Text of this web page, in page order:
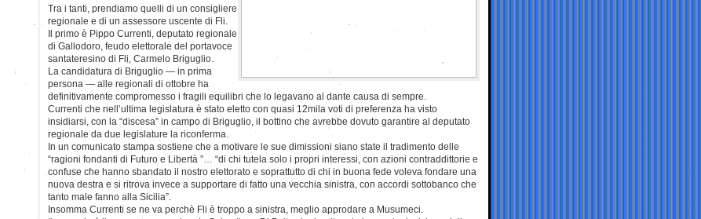
Tra i tanti, prendiamo quelli di un consigliere
regionale e di un assessore uscente di Fli.
Il primo è Pippo Currenti, deputato regionale
di Gallodoro, feudo elettorale del portavoce
santateresino di Fli, Carmelo Briguglio.
La candidatura di Briguglio — in prima
persona — alle regionali di ottobre ha
definitivamente compromesso i fragili equilibri che lo legavano al dante causa di sempre.
Currenti che nell’ultima legislatura è stato eletto con quasi 12mila voti di preferenza ha visto
insidiarsi, con la “discesa” in campo di Briguglio, il bottino che avrebbe dovuto garantire al deputato
regionale da due legislature la riconferma.
In un comunicato stampa sostiene che a motivare le sue dimissioni siano state il tradimento delle
“ragioni fondanti di Futuro e Libertà ”… “di chi tutela solo i propri interessi, con azioni contraddittorie e
confuse che hanno sbandato il nostro elettorato e soprattutto di chi in buona fede voleva fondare una
nuova destra e si ritrova invece a supportare di fatto una vecchia sinistra, con accordi sottobanco che
tanto male fanno alla Sicilia”.
Insomma Currenti se ne va perchè Fli è troppo a sinistra, meglio approdare a Musumeci.